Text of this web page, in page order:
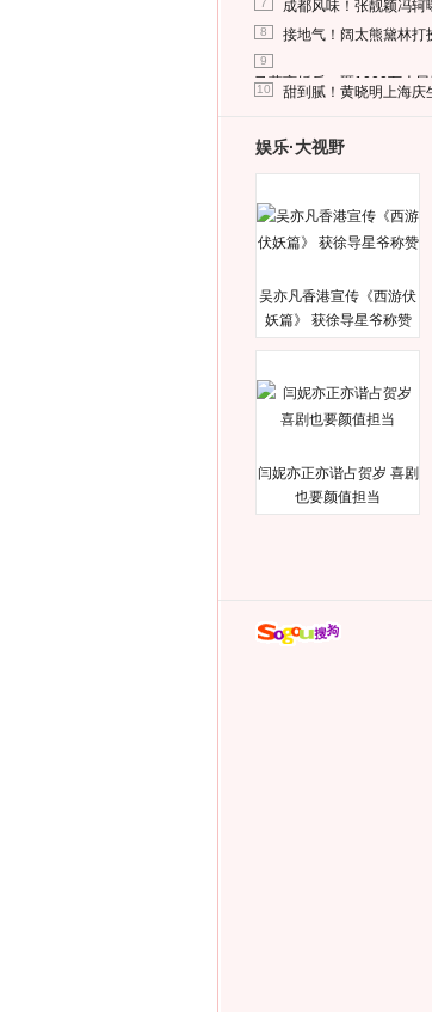
7 成都风味！张靓颖冯
8 接地气！阔太熊黛林打
9
马蓉离婚后，砸1000万人
10 甜到腻！黄晓明上海庆
娱乐·大视野
吴亦凡香港宣传《西游伏
妖篇》 获徐导星爷称赞
闫妮亦正亦谐占贺岁 喜剧
也要颜值担当